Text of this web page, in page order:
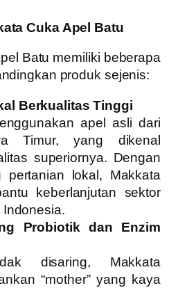
Cuka Apel Batu
Batu memiliki beberapa
produk sejenis:
Berkualitas Tinggi
apel asli dari
Timur, yang dikenal
superiornya. Dengan
pertanian lokal, Makkata
keberlanjutan sektor
Indonesia.
Probiotik dan Enzim
disaring, Makkata
“mother” yang kaya